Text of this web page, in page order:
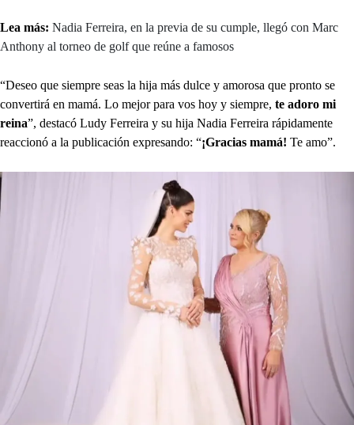
Lea más: Nadia Ferreira, en la previa de su cumple, llegó con Marc
Anthony al torneo de golf que reúne a famosos
“Deseo que siempre seas la hija más dulce y amorosa que pronto se
convertirá en mamá. Lo mejor para vos hoy y siempre, te adoro mi
reina”, destacó Ludy Ferreira y su hija Nadia Ferreira rápidamente
reaccionó a la publicación expresando: “¡Gracias mamá! Te amo”.